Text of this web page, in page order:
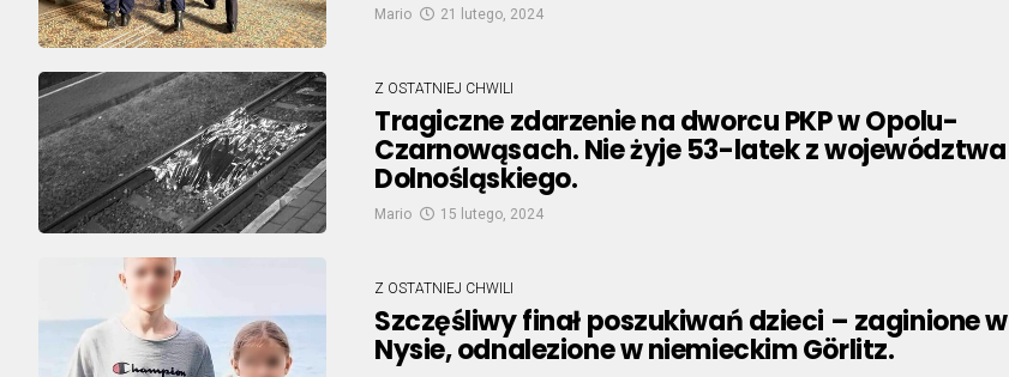
Mario 21 lutego, 2024
Z OSTATNIEJ CHWILI
Tragiczne zdarzenie na dworcu PKP w Opolu-
Czarnowąsach. Nie żyje 53-latek z województwa
Dolnośląskiego.
Mario 15 lutego, 2024
Z OSTATNIEJ CHWILI
Szczęśliwy finał poszukiwań dzieci – zaginione w
Nysie, odnalezione w niemieckim Görlitz.